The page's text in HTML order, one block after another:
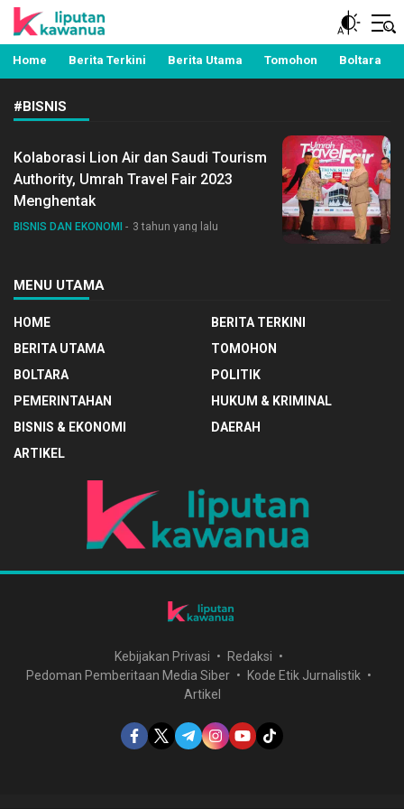
Liputan Kawanua
Berita Manado, Sulawesi Utara, Kawanua, Politik,
Pemerintahan, Hukum Kriminal dan Nasional
Home Berita Terkini Berita Utama Tomohon Boltara
#BISNIS
Kolaborasi Lion Air dan Saudi Tourism
Authority, Umrah Travel Fair 2023
Menghentak
BISNIS DAN EKONOMI 3 tahun yang lalu
MENU UTAMA
HOME
BERITA TERKINI
BERITA UTAMA
TOMOHON
BOLTARA
POLITIK
PEMERINTAHAN
HUKUM & KRIMINAL
BISNIS & EKONOMI
DAERAH
ARTIKEL
Kebijakan Privasi
Redaksi
Pedoman Pemberitaan Media Siber
Kode Etik Jurnalistik
Artikel